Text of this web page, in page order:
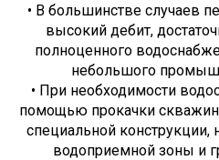
• В большинстве случаев
высокий дебит,
полноценного
небольшого
• При необходимости
помощью прокачки
специальной
водоприемной зоны и